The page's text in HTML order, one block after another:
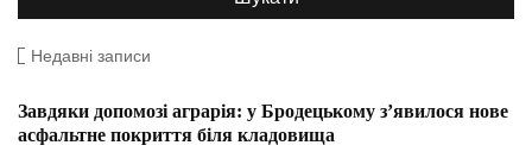
Недавні записи
Завдяки допомозі аграрія: у Бродецькому з’явилося нове
асфальтне покриття біля кладовища